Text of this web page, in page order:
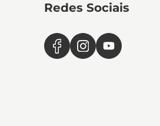
Redes Sociais